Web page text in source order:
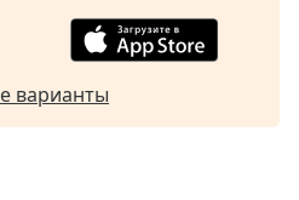
варианты